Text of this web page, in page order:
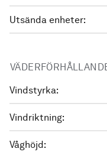
Utsända enheter:
Vindstyrka:
Vindriktning:
Våghöjd: